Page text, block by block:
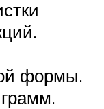
формы.